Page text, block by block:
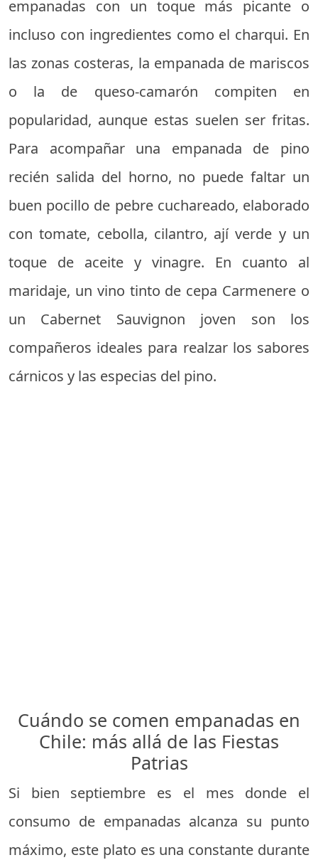
empanadas con un toque más picante o
incluso con ingredientes como el charqui. En
las zonas costeras, la empanada de mariscos
o la de queso-camarón compiten en
popularidad, aunque estas suelen ser fritas.
Para acompañar una empanada de pino
recién salida del horno, no puede faltar un
buen pocillo de pebre cuchareado, elaborado
con tomate, cebolla, cilantro, ají verde y un
toque de aceite y vinagre. En cuanto al
maridaje, un vino tinto de cepa Carmenere o
un Cabernet Sauvignon joven son los
compañeros ideales para realzar los sabores
cárnicos y las especias del pino.
Cuándo se comen empanadas en
Chile: más allá de las Fiestas
Patrias
Si bien septiembre es el mes donde el
consumo de empanadas alcanza su punto
máximo, este plato es una constante durante